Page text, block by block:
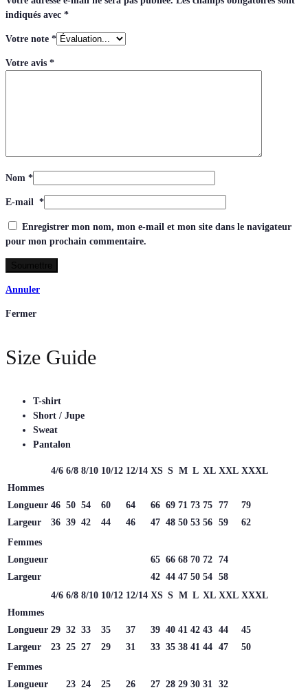
indiqués avec *
Votre note *
Votre avis *
Nom *
E-mail *
Enregistrer mon nom, mon e-mail et mon site dans le navigateur
pour mon prochain commentaire.
Annuler
Fermer
Size Guide
T-shirt
Short / Jupe
Sweat
Pantalon
4/6 6/8 8/10 10/12 12/14 XS S M L XL XXL XXXL
Hommes
Longueur 46 50 54 60 64 66 69 71 73 75 77
79
Largeur
36 39 42 44 46 47 48 50 53 56 59
62
Femmes
Longueur
65 66 68 70 72 74
Largeur
42 44 47 50 54 58
4/6 6/8 8/10 10/12 12/14 XS S M L XL XXL XXXL
Hommes
Longueur 29 32 33 35 37 39 40 41 42 43 44
45
Largeur
23 25 27 29 31 33 35 38 41 44 47
50
Femmes
Longueur
23 24 25 26 27 28 29 30 31
32